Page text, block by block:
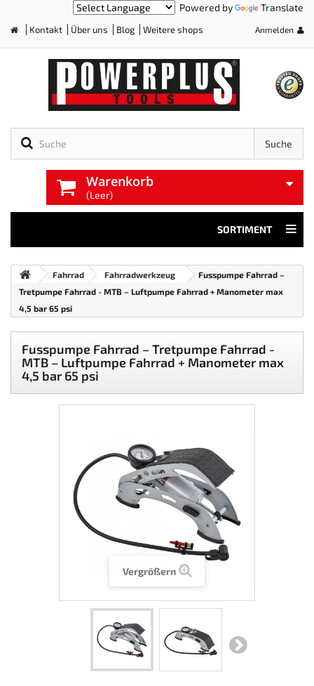
Powered by Translate
Kontakt Über uns Blog Weitere shops Anmelden
Suche
Warenkorb
(Leer)
SORTIMENT
Fahrrad Fahrradwerkzeug
Fusspumpe Fahrrad –
Tretpumpe Fahrrad - MTB – Luftpumpe Fahrrad + Manometer max
4,5 bar 65 psi
Fusspumpe Fahrrad – Tretpumpe Fahrrad -
MTB – Luftpumpe Fahrrad + Manometer max
4,5 bar 65 psi
Vergrößern